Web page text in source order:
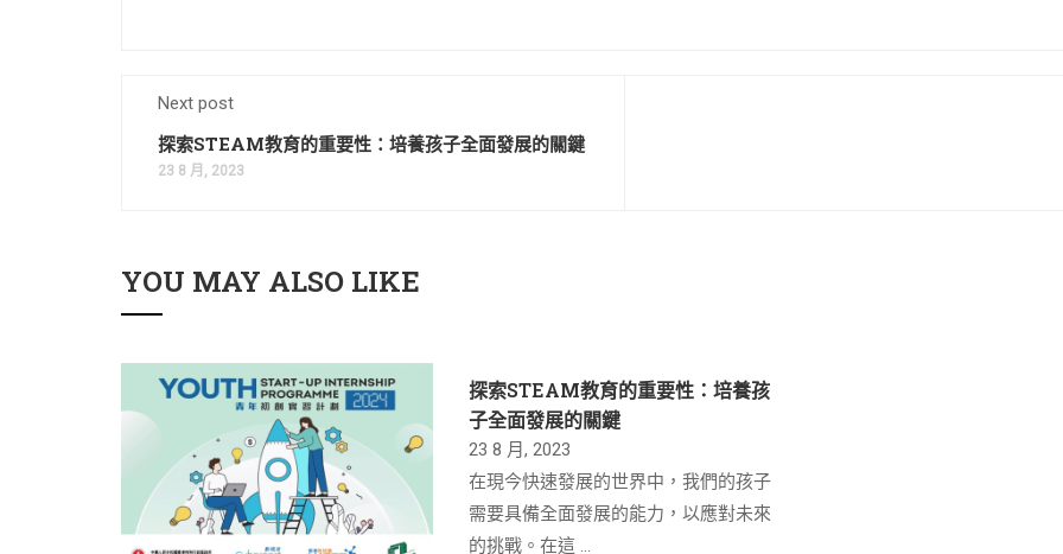
Next post
探索STEAM教育的重要性：培養孩子全面發展的關鍵
23 8 月, 2023
YOU MAY ALSO LIKE
探索STEAM教育的重要性：培養孩
子全面發展的關鍵
23 8 月, 2023
在現今快速發展的世界中，我們的孩子
需要具備全面發展的能力，以應對未來
的挑戰。在這 …